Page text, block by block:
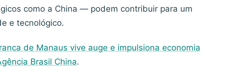
como a China — podem contribuir para um
e tecnológico.
de Manaus vive auge e impulsiona economia
Brasil China.